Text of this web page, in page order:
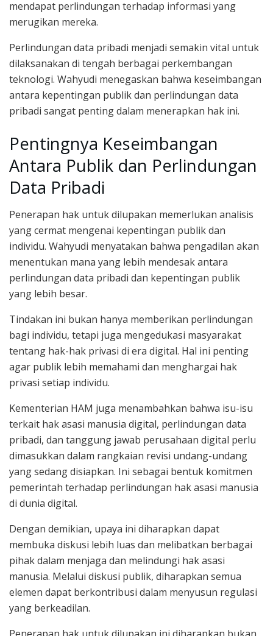
mendapat perlindungan terhadap informasi yang
merugikan mereka.
Perlindungan data pribadi menjadi semakin vital untuk
dilaksanakan di tengah berbagai perkembangan
teknologi. Wahyudi menegaskan bahwa keseimbangan
antara kepentingan publik dan perlindungan data
pribadi sangat penting dalam menerapkan hak ini.
Pentingnya Keseimbangan
Antara Publik dan Perlindungan
Data Pribadi
Penerapan hak untuk dilupakan memerlukan analisis
yang cermat mengenai kepentingan publik dan
individu. Wahyudi menyatakan bahwa pengadilan akan
menentukan mana yang lebih mendesak antara
perlindungan data pribadi dan kepentingan publik
yang lebih besar.
Tindakan ini bukan hanya memberikan perlindungan
bagi individu, tetapi juga mengedukasi masyarakat
tentang hak-hak privasi di era digital. Hal ini penting
agar publik lebih memahami dan menghargai hak
privasi setiap individu.
Kementerian HAM juga menambahkan bahwa isu-isu
terkait hak asasi manusia digital, perlindungan data
pribadi, dan tanggung jawab perusahaan digital perlu
dimasukkan dalam rangkaian revisi undang-undang
yang sedang disiapkan. Ini sebagai bentuk komitmen
pemerintah terhadap perlindungan hak asasi manusia
di dunia digital.
Dengan demikian, upaya ini diharapkan dapat
membuka diskusi lebih luas dan melibatkan berbagai
pihak dalam menjaga dan melindungi hak asasi
manusia. Melalui diskusi publik, diharapkan semua
elemen dapat berkontribusi dalam menyusun regulasi
yang berkeadilan.